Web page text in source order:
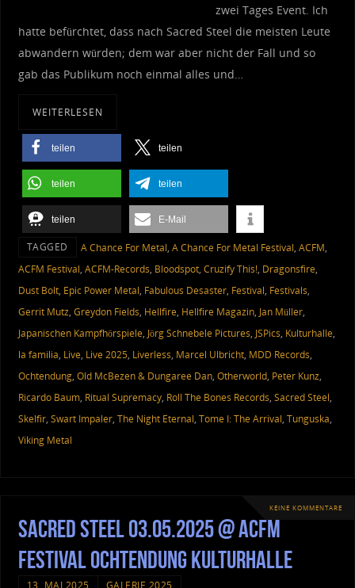
zwei Tages Event. Ich
hatte befürchtet, dass nach Sacred Steel die meisten Leute
abwandern würden; dem war aber nicht der Fall und so
gab das Publikum noch einmal alles und…
WEITERLESEN
teilen teilen
teilen teilen
teilen E-Mail
TAGGED A Chance For Metal, A Chance For Metal Festival, ACFM,
ACFM Festival, ACFM-Records, Bloodspot, Cruzify This!, Dragonsfire,
Dust Bolt, Epic Power Metal, Fabulous Desaster, Festival, Festivals,
Gerrit Mutz, Greydon Fields, Hellfire, Hellfire Magazin, Jan Müller,
Japanischen Kampfhörspiele, Jörg Schnebele Pictures, JSPics, Kulturhalle,
la familia, Live, Live 2025, Liverless, Marcel Ulbricht, MDD Records,
Ochtendung, Old McBezen & Dungaree Dan, Otherworld, Peter Kunz,
Ricardo Baum, Ritual Supremacy, Roll The Bones Records, Sacred Steel,
Skelfir, Swart Impaler, The Night Eternal, Tome I: The Arrival, Tunguska,
Viking Metal
KEINE KOMMENTARE
Sacred Steel 03.05.2025 @ ACFM
Festival Ochtendung Kulturhalle
13. MAI 2025 GALERIE 2025